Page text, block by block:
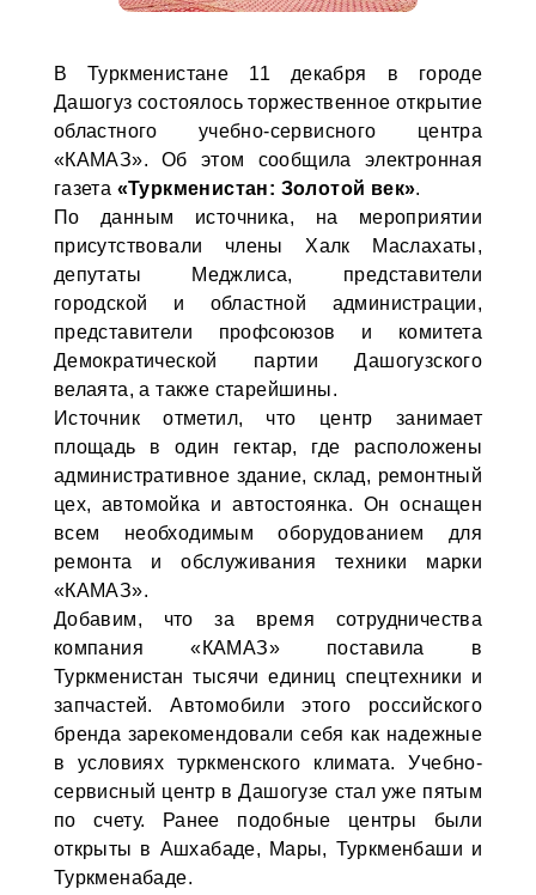
В Туркменистане 11 декабря в городе
Дашогуз состоялось торжественное открытие
областного учебно-сервисного центра
«КАМАЗ». Об этом сообщила электронная
газета «Туркменистан: Золотой век».
По данным источника, на мероприятии
присутствовали члены Халк Маслахаты,
депутаты Меджлиса, представители
городской и областной администрации,
представители профсоюзов и комитета
Демократической партии Дашогузского
велаята, а также старейшины.
Источник отметил, что центр занимает
площадь в один гектар, где расположены
административное здание, склад, ремонтный
цех, автомойка и автостоянка. Он оснащен
всем необходимым оборудованием для
ремонта и обслуживания техники марки
«КАМАЗ».
Добавим, что за время сотрудничества
компания «КАМАЗ» поставила в
Туркменистан тысячи единиц спецтехники и
запчастей. Автомобили этого российского
бренда зарекомендовали себя как надежные
в условиях туркменского климата. Учебно-
сервисный центр в Дашогузе стал уже пятым
по счету. Ранее подобные центры были
открыты в Ашхабаде, Мары, Туркменбаши и
Туркменабаде.